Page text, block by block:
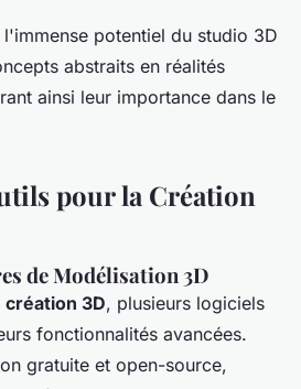
potentiel du studio 3D
abstraits en réalités
ainsi leur importance dans le
pour la Création
de Modélisation 3D
création 3D, plusieurs logiciels
fonctionnalités avancées.
gratuite et open-source,